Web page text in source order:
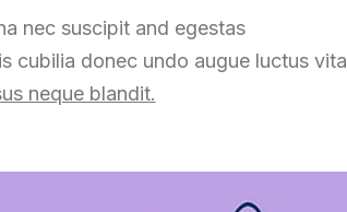
nec suscipit and egestas
cubilia donec undo augue luctus
neque blandit.